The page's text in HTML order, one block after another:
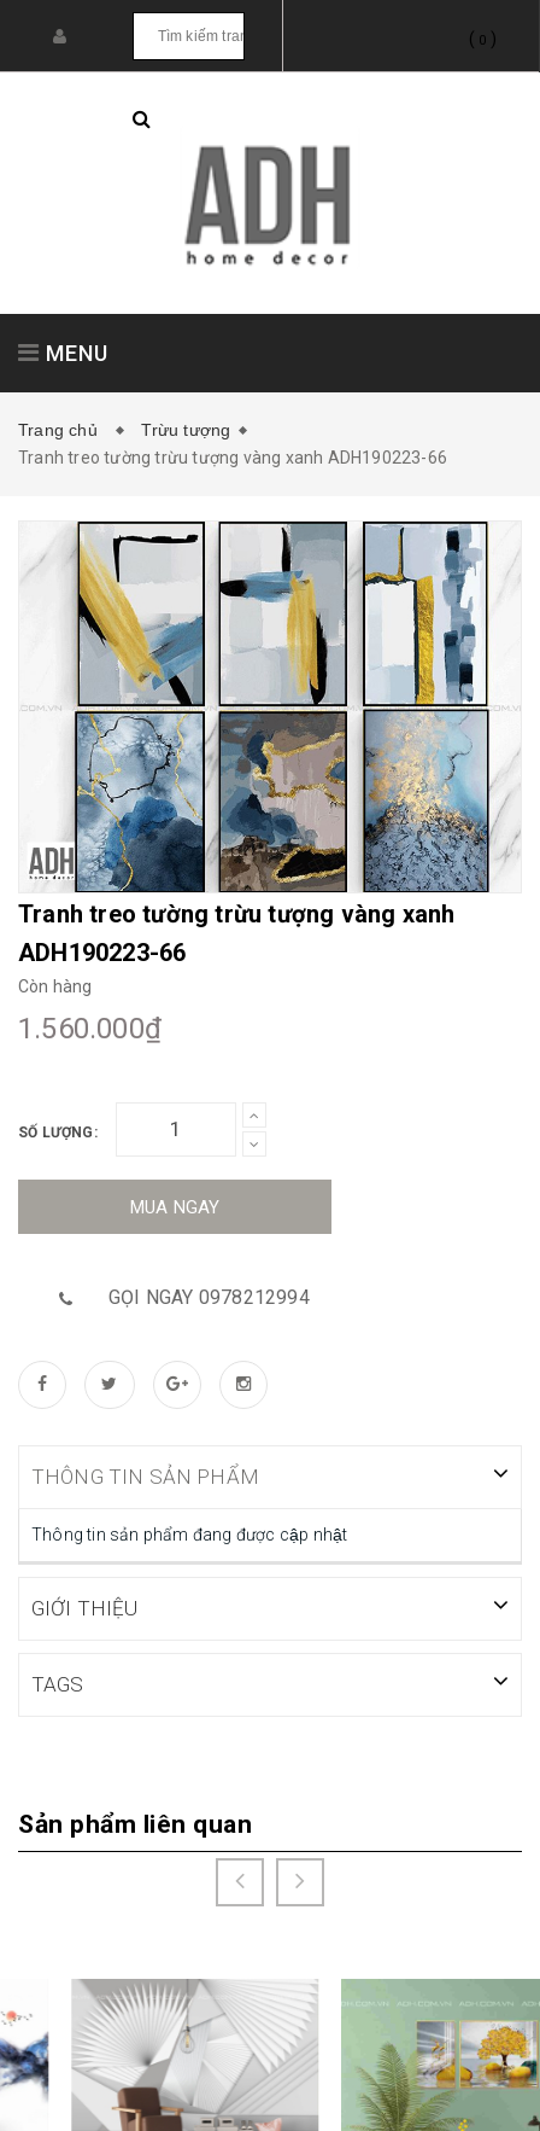
( 0 )
MENU
Tranh treo tường Tranh dán tường
Mua File Tranh Tranh Thực Tế
Thế giới Decor Giới thiệu
Trang chủ
Trừu tượng
Tranh treo tường trừu tượng vàng xanh ADH190223-66
Tranh treo tường trừu tượng vàng xanh
ADH190223-66
Còn hàng
1.560.000₫
SỐ LƯỢNG:
MUA NGAY
GỌI NGAY 0978212994
THÔNG TIN SẢN PHẨM
Thông tin sản phẩm đang được cập nhật
GIỚI THIỆU
TAGS
Sản phẩm liên quan